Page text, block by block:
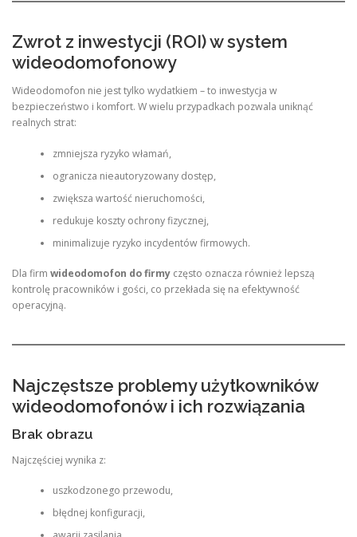
Zwrot z inwestycji (ROI) w system
wideodomofonowy
Wideodomofon nie jest tylko wydatkiem – to inwestycja w
bezpieczeństwo i komfort. W wielu przypadkach pozwala uniknąć
realnych strat:
zmniejsza ryzyko włamań,
ogranicza nieautoryzowany dostęp,
zwiększa wartość nieruchomości,
redukuje koszty ochrony fizycznej,
minimalizuje ryzyko incydentów firmowych.
Dla firm wideodomofon do firmy często oznacza również lepszą
kontrolę pracowników i gości, co przekłada się na efektywność
operacyjną.
Najczęstsze problemy użytkowników
wideodomofonów i ich rozwiązania
Brak obrazu
Najczęściej wynika z:
uszkodzonego przewodu,
błędnej konfiguracji,